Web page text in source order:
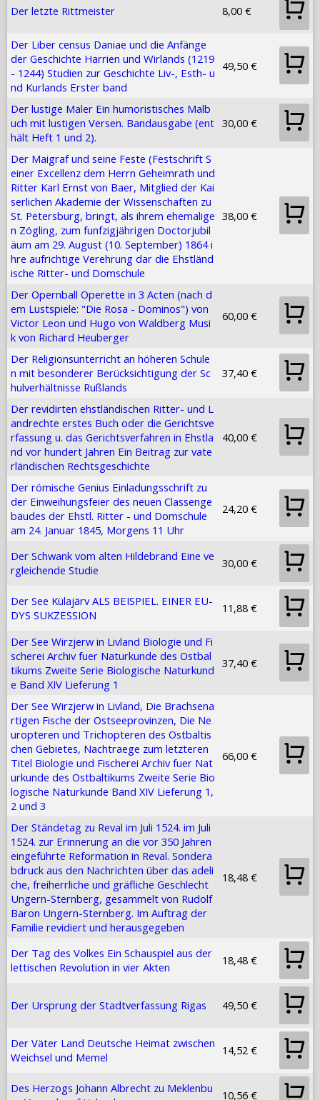
Der letzte Rittmeister 8,00 €
Der Liber census Daniae und die Anfänge
der Geschichte Harrien und Wirlands (1219
- 1244) Studien zur Geschichte Liv-, Esth- u
nd Kurlands Erster band
49,50 €
Der lustige Maler Ein humoristisches Malb
uch mit lustigen Versen. Bandausgabe (ent
hält Heft 1 und 2).
30,00 €
Der Maigraf und seine Feste (Festschrift S
einer Excellenz dem Herrn Geheimrath und
Ritter Karl Ernst von Baer, Mitglied der Kai
serlichen Akademie der Wissenschaften zu
St. Petersburg, bringt, als ihrem ehemalige
n Zögling, zum funfzigjährigen Doctorjubil
äum am 29. August (10. September) 1864 i
hre aufrichtige Verehrung dar die Ehstländ
ische Ritter- und Domschule
38,00 €
Der Opernball Operette in 3 Acten (nach d
em Lustspiele: "Die Rosa - Dominos") von
Victor Leon und Hugo von Waldberg Musi
k von Richard Heuberger
60,00 €
Der Religionsunterricht an höheren Schule
n mit besonderer Berücksichtigung der Sc
hulverhältnisse Rußlands
37,40 €
Der revidirten ehstländischen Ritter- und L
andrechte erstes Buch oder die Gerichtsve
rfassung u. das Gerichtsverfahren in Ehstla
nd vor hundert Jahren Ein Beitrag zur vate
rländischen Rechtsgeschichte
40,00 €
Der römische Genius Einladungsschrift zu
der Einweihungsfeier des neuen Classenge
bäudes der Ehstl. Ritter - und Domschule
am 24. Januar 1845, Morgens 11 Uhr
24,20 €
Der Schwank vom alten Hildebrand Eine ve
rgleichende Studie
30,00 €
Der See Külajärv ALS BEISPIEL. EINER EU-
DYS SUKZESSION
11,88 €
Der See Wirzjerw in Livland Biologie und Fi
scherei Archiv fuer Naturkunde des Ostbal
tikums Zweite Serie Biologische Naturkund
e Band XIV Lieferung 1
37,40 €
Der See Wirzjerw in Livland, Die Brachsena
rtigen Fische der Ostseeprovinzen, Die Ne
uropteren und Trichopteren des Ostbaltis
chen Gebietes, Nachtraege zum letzteren
Titel Biologie und Fischerei Archiv fuer Nat
urkunde des Ostbaltikums Zweite Serie Bio
logische Naturkunde Band XIV Lieferung 1,
2 und 3
66,00 €
Der Ständetag zu Reval im Juli 1524. im Juli
1524. zur Erinnerung an die vor 350 Jahren
eingeführte Reformation in Reval. Sondera
bdruck aus den Nachrichten über das adeli
che, freiherrliche und gräfliche Geschlecht
Ungern-Sternberg, gesammelt von Rudolf
Baron Ungern-Sternberg. Im Auftrag der
Familie revidiert und herausgegeben
18,48 €
Der Tag des Volkes Ein Schauspiel aus der
lettischen Revolution in vier Akten
18,48 €
Der Ursprung der Stadtverfassung Rigas 49,50 €
Der Väter Land Deutsche Heimat zwischen
Weichsel und Memel
14,52 €
Des Herzogs Johann Albrecht zu Meklenbu
10,56 €